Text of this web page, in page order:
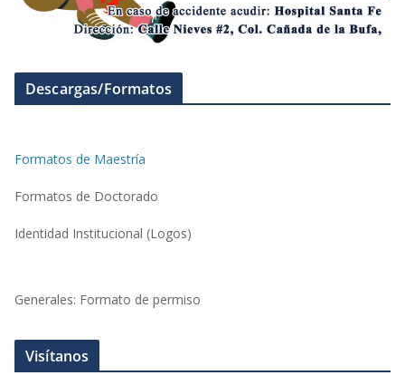
Descargas/Formatos
Formatos de Maestría
Formatos de Doctorado
Identidad Institucional (Logos)
Generales: Formato de permiso
Visítanos